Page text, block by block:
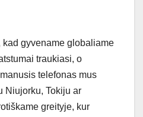
kad gyvename globaliame
traukiasi, o
telefonas mus
Niujorku, Tokiju ar
greityje, kur